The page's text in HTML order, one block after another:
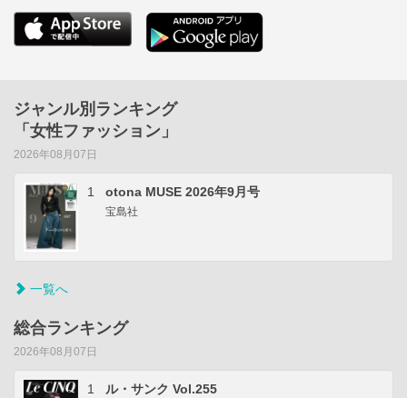
ジャンル別ランキング
「女性ファッション」
2026年08月07日
1 otona MUSE 2026年9月号
宝島社
一覧へ
総合ランキング
2026年08月07日
1 ル・サンク Vol.255